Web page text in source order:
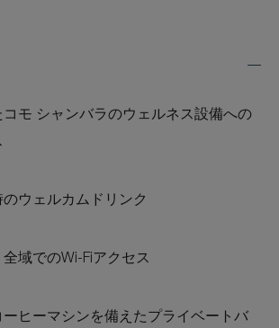
コモ シャンバラのウェルネス設備への
のウェルカムドリンク
全域でのWi-Fiアクセス
ーヒーマシンを備えたプライベートバ